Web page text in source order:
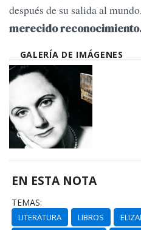
después de su salida al mundo,
merecido
GALERÍA DE IMÁGENES
EN ESTA NOTA
TEMAS:
LITERATURA LIBROS